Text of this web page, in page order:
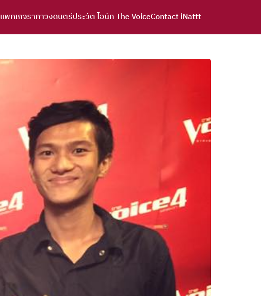
แพคเกจราคาวงดนตรีประวัติ ไอนัท The VoiceContact iNattt